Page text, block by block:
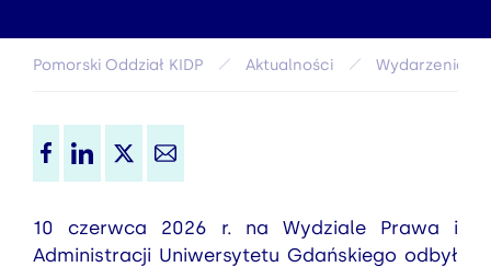
Pomorski Oddział KIDP Aktualności Wydarzenia i
10 czerwca 2026 r. na Wydziale Prawa i
Administracji Uniwersytetu Gdańskiego odbył